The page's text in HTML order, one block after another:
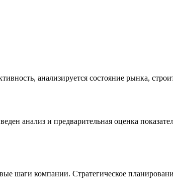
анализируется состояние рынка,
анализ и предварительная оценка
шаги компании. Стратегическое